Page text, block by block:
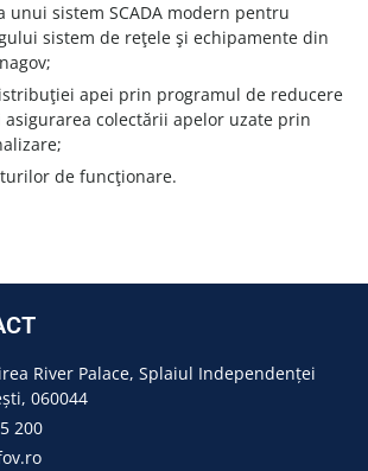
unui sistem SCADA modern pentru
sistem de reţele şi echipamente din
apei prin programul de reducere
colectării apelor uzate prin
de funcţionare.
River Palace, Splaiul Independenței
060044
200